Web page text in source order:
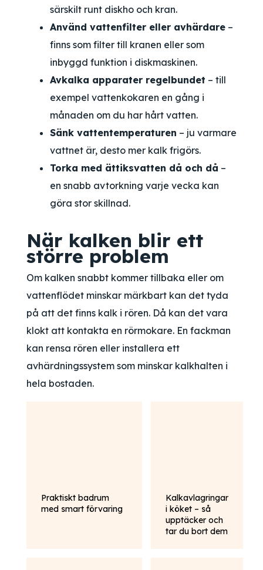
särskilt runt diskho och kran.
Använd vattenfilter eller avhärdare –
finns som filter till kranen eller som
inbyggd funktion i diskmaskinen.
Avkalka apparater regelbundet – till
exempel vattenkokaren en gång i
månaden om du har hårt vatten.
Sänk vattentemperaturen – ju varmare
vattnet är, desto mer kalk frigörs.
Torka med ättiksvatten då och då –
en snabb avtorkning varje vecka kan
göra stor skillnad.
När kalken blir ett
större problem
Om kalken snabbt kommer tillbaka eller om
vattenflödet minskar märkbart kan det tyda
på att det finns kalk i rören. Då kan det vara
klokt att kontakta en rörmokare. En fackman
kan rensa rören eller installera ett
avhärdningssystem som minskar kalkhalten i
hela bostaden.
Praktiskt badrum
med smart förvaring
Kalkavlagringar
i köket – så
upptäcker och
tar du bort dem